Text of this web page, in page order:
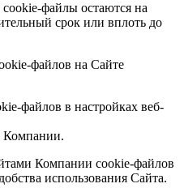
файлы остаются на
срок или вплоть до
файлов на Сайте
файлов в настройках веб-
Компании.
Компании cookie-файлов
использования Сайта.